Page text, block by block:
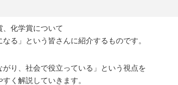
化学賞について
る」という皆さんに紹介するものです。
り、社会で役立っている」という視点を
く解説していきます。